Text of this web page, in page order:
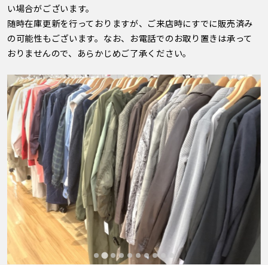
い場合がございます。
随時在庫更新を行っておりますが、ご来店時にすでに販売済み
の可能性もございます。なお、お電話でのお取り置きは承って
おりませんので、あらかじめご了承ください。